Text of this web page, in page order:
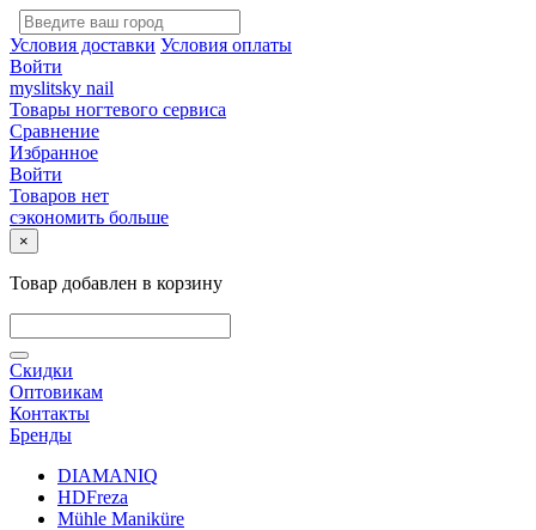
Условия доставки Условия оплаты
Войти
myslitsky nail
Товары ногтевого сервиса
Сравнение
Избранное
Войти
Товаров нет
сэкономить больше
×
Товар добавлен в корзину
Скидки
Оптовикам
Контакты
Бренды
DIAMANIQ
HDFreza
Mühle Maniküre